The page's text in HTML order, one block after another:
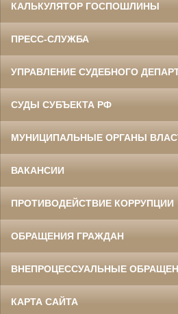
КАЛЬКУЛЯТОР ГОСПОШЛИНЫ
ПРЕСС-СЛУЖБА
УПРАВЛЕНИЕ СУДЕБНОГО
СУДЫ СУБЪЕКТА РФ
МУНИЦИПАЛЬНЫЕ ОРГАНЫ
ВАКАНСИИ
ПРОТИВОДЕЙСТВИЕ КОРРУПЦИИ
ОБРАЩЕНИЯ ГРАЖДАН
ВНЕПРОЦЕССУАЛЬНЫЕ
КАРТА САЙТА